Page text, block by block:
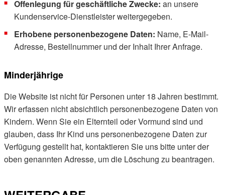
Offenlegung für geschäftliche Zwecke: an unsere
Kundenservice-Dienstleister weitergegeben.
Erhobene personenbezogene Daten: Name, E-Mail-
Adresse, Bestellnummer und der Inhalt Ihrer Anfrage.
Minderjährige
Die Website ist nicht für Personen unter 18 Jahren bestimmt.
Wir erfassen nicht absichtlich personenbezogene Daten von
Kindern. Wenn Sie ein Elternteil oder Vormund sind und
glauben, dass Ihr Kind uns personenbezogene Daten zur
Verfügung gestellt hat, kontaktieren Sie uns bitte unter der
oben genannten Adresse, um die Löschung zu beantragen.